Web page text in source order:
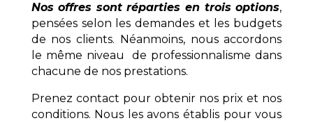
Nos offres sont réparties en trois options,
pensées selon les demandes et les budgets
de nos clients. Néanmoins, nous accordons
le même niveau de professionnalisme dans
chacune de nos prestations.
Prenez contact pour obtenir nos prix et nos
conditions. Nous les avons établis pour vous